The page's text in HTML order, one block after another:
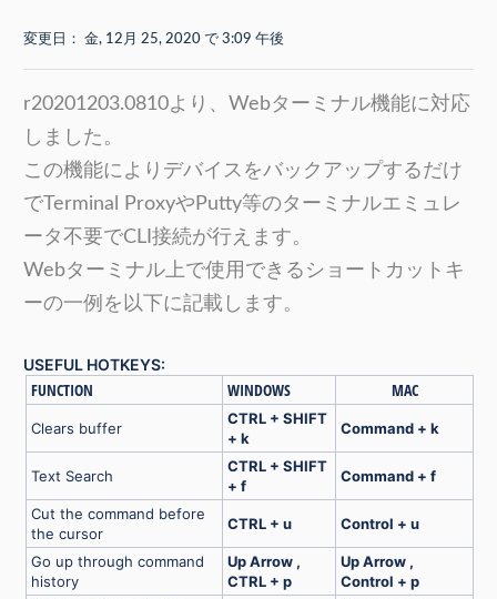
変更日： 金, 12月 25, 2020 で 3:09 午後
r20201203.0810より、Webターミナル機能に対応
しました。
この機能によりデバイスをバックアップするだけ
でTerminal ProxyやPutty等のターミナルエミュレ
ータ不要でCLI接続が行えます。
Webターミナル上で使用できるショートカットキ
ーの一例を以下に記載します。
USEFUL HOTKEYS:
FUNCTION WINDOWS MAC
Clears buffer
CTRL + SHIFT
+ k
Command + k
Text Search
CTRL + SHIFT
+ f
Command + f
Cut the command before
the cursor
CTRL + u Control + u
Go up through command
history
Up Arrow ,
CTRL + p
Up Arrow ,
Control + p